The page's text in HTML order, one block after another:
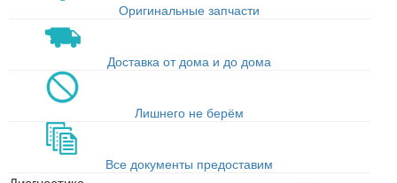
Оригинальные запчасти
Доставка от дома и до дома
Лишнего не берём
Все документы предоставим